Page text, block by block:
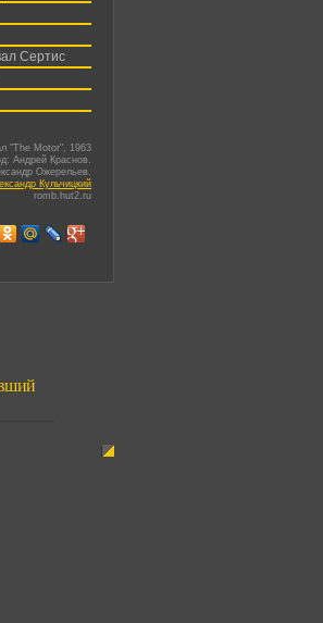
Сертис
"The Motor", 1963
Андрей Краснов.
Ожерельев.
Кульчицкий
romb.hut2.ru